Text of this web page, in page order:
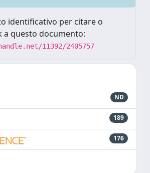
identificativo per citare o
a questo documento:
11392/2405757
ND
189
176